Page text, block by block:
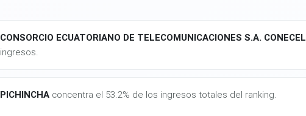
CONSORCIO ECUATORIANO DE TELECOMUNICACIONES S.A. CONECEL
ingresos.
PICHINCHA concentra el 53.2% de los ingresos totales del ranking.